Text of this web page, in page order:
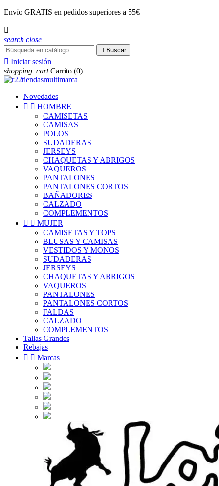
Envío GRATIS en pedidos superiores a 55€

search close
 Buscar
 Iniciar sesión
shopping_cart Carrito (0)
Novedades
  HOMBRE
CAMISETAS
CAMISAS
POLOS
SUDADERAS
JERSEYS
CHAQUETAS Y ABRIGOS
VAQUEROS
PANTALONES
PANTALONES CORTOS
BAÑADORES
CALZADO
COMPLEMENTOS
  MUJER
CAMISETAS Y TOPS
BLUSAS Y CAMISAS
VESTIDOS Y MONOS
SUDADERAS
JERSEYS
CHAQUETAS Y ABRIGOS
VAQUEROS
PANTALONES
PANTALONES CORTOS
FALDAS
CALZADO
COMPLEMENTOS
Tallas Grandes
Rebajas
  Marcas